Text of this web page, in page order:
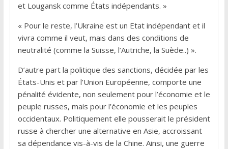
et Lougansk comme États indépendants. »
« Pour le reste, l’Ukraine est un Etat indépendant et il
vivra comme il veut, mais dans des conditions de
neutralité (comme la Suisse, l’Autriche, la Suède..) ».
D’autre part la politique des sanctions, décidée par les
États-Unis et par l’Union Européenne, comporte une
pénalité évidente, non seulement pour l’économie et le
peuple russes, mais pour l’économie et les peuples
occidentaux. Politiquement elle pousserait le président
russe à chercher une alternative en Asie, accroissant
sa dépendance vis-à-vis de la Chine. Ainsi, une guerre